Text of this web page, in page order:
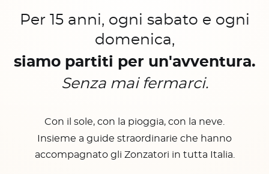
Per 15 anni, ogni sabato e ogni
domenica,
siamo partiti per un'avventura.
Senza mai fermarci.
Con il sole, con la pioggia, con la neve.
Insieme a guide straordinarie che hanno
accompagnato gli Zonzatori in tutta Italia.